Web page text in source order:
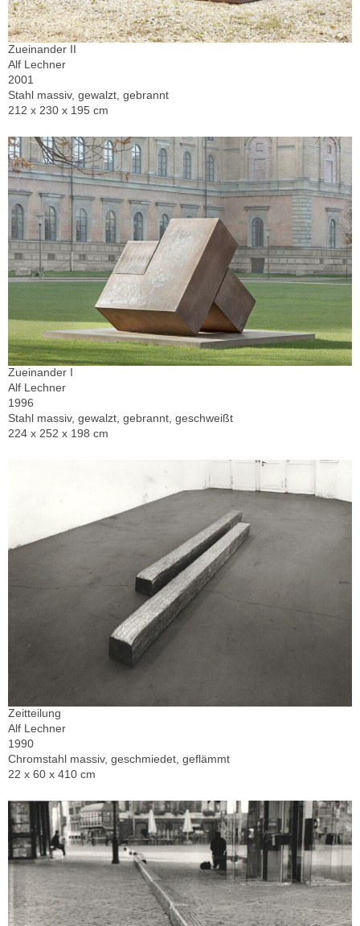
Zueinander II
Alf Lechner
2001
Stahl massiv, gewalzt, gebrannt
212 x 230 x 195 cm
Zueinander I
Alf Lechner
1996
Stahl massiv, gewalzt, gebrannt, geschweißt
224 x 252 x 198 cm
Zeitteilung
Alf Lechner
1990
Chromstahl massiv, geschmiedet, geflämmt
22 x 60 x 410 cm